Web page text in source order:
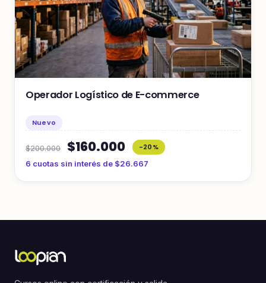
Operador Logístico de E-commerce
Nuevo
$200.000 $160.000
-20%
6 cuotas sin interés de $26.667